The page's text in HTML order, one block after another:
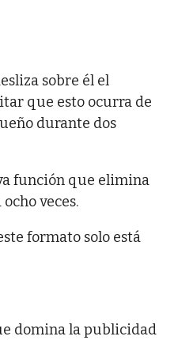
sobre él el
que esto ocurra de
durante dos
función que elimina
veces.
formato solo está
domina la publicidad